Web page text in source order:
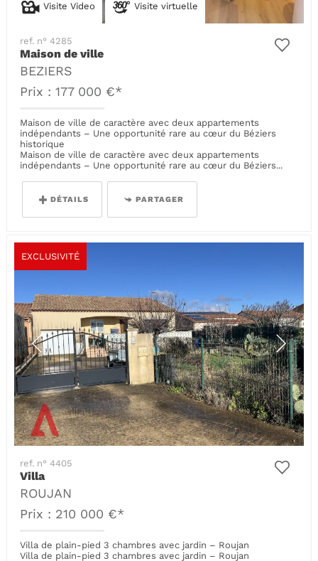
Visite Video Visite virtuelle
ref. n° 4285
Maison de ville
BEZIERS
Prix : 177 000 €*
Maison de ville de caractère avec deux appartements
indépendants – Une opportunité rare au cœur du Béziers
historique
Maison de ville de caractère avec deux appartements
indépendants – Une opportunité rare au cœur du Béziers...
DÉTAILS PARTAGER
EXCLUSIVITÉ
ref. n° 4405
Villa
ROUJAN
Prix : 210 000 €*
Villa de plain-pied 3 chambres avec jardin – Roujan
Villa de plain-pied 3 chambres avec jardin – Roujan